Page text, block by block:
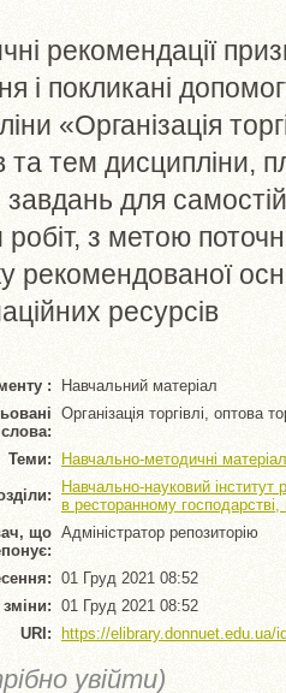
рекомендації
і покликані
«Організація
та тем дисципліни,
завдань для
з метою
рекомендованої
ресурсів
:
Навчальний матеріал
Організація торгівлі, оптова
Теми:
Навчально-методичні
Навчально-науковий інститут
в ресторанному
що Адміністратор репозиторію
01 Груд 2021 08:52
зміни: 01 Груд 2021 08:52
URI:
https://elibrary.donnuet.edu.ua/
увійти)